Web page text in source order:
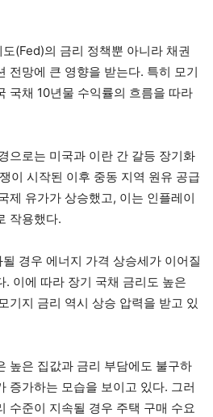
(Fed)의 금리 정책뿐 아니라 채권
전망에 큰 영향을 받는다. 특히 모기
국채 10년물 수익률의 흐름을 따라
으로는 미국과 이란 간 갈등 장기화
이 시작된 이후 중동 지역 원유 공급
제 유가가 상승했고, 이는 인플레이
작용했다.
경우 에너지 가격 상승세가 이어질
. 이에 따라 장기 국채 금리도 높은
기지 금리 역시 상승 압력을 받고 있
높은 집값과 금리 부담에도 불구하
증가하는 모습을 보이고 있다. 그러
수준이 지속될 경우 주택 구매 수요